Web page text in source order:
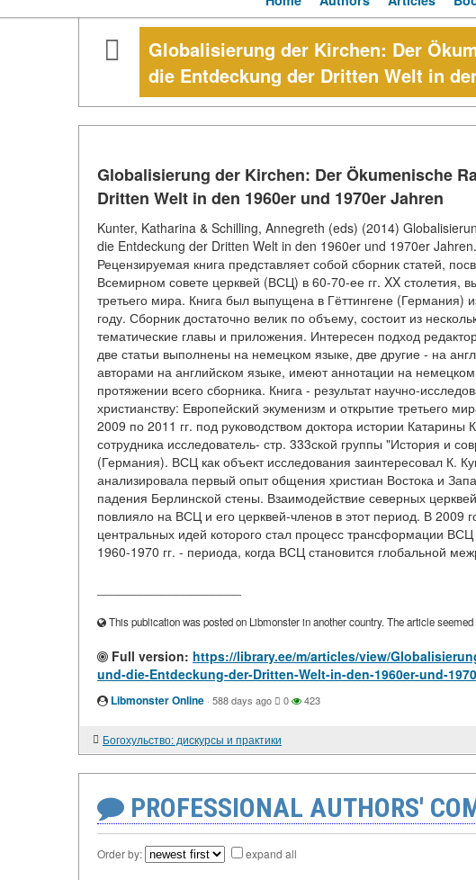
Globalisierung der Kirchen: Der
die Entdeckung der Dritten Welt in
Globalisierung der Kirchen: Der Ökumenische
Dritten Welt in den 1960er und 1970er Jahren
Kunter, Katharina & Schilling, Annegreth (eds) (2014)
die Entdeckung der Dritten Welt in den 1960er und 1970er
Рецензируемая книга представляет собой сборник статей,
Всемирном совете церквей (ВСЦ) в 60-70-ее гг. XX столетия,
третьего мира. Книга был выпущена в Гёттингене
году. Сборник достаточно велик по объему, состоит из
тематические главы и приложения. Интересен подход
две статьи выполнены на немецком языке, две другие - на
авторами на английском языке, имеют аннотации на
протяжении всего сборника. Книга - результат научно-
христианству: Европейский экуменизм и открытие третьего
2009 по 2011 гг. под руководством доктора истории
сотрудника исследователь- стр. 333ской группы "История и
(Германия). ВСЦ как объект исследования заинтересовал К.
анализировала первый опыт общения христиан Востока и
падения Берлинской стены. Взаимодействие северных
повлияло на ВСЦ и его церквей-членов в этот период. В 2009
центральных идей которого стал процесс трансформации
1960-1970 гг. - периода, когда ВСЦ становится глобальной
This publication was posted on Libmonster in another country. The article
Full version: https://library.ee/m/articles/view/
und-die-Entdeckung-der-Dritten-Welt-in-den-1960er-und-
Libmonster Online · 588 days ago 0 423
Богохульство: дискурсы и практики
PROFESSIONAL AUTHORS'
Order by: expand all